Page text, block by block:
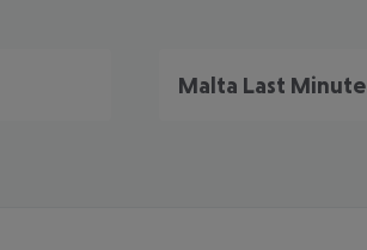
Malta Last Minute